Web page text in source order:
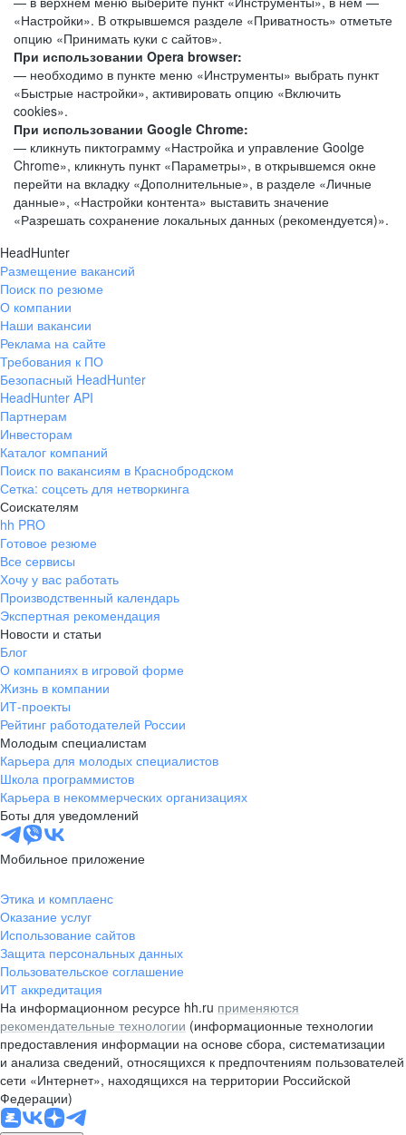
«Настройки». В открывшемся разделе «Приватность» отметьте
опцию «Принимать куки с сайтов».
При использовании Opera browser:
— необходимо в пункте меню «Инструменты» выбрать пункт
«Быстрые настройки», активировать опцию «Включить
cookies».
При использовании Google Chrome:
— кликнуть пиктограмму «Настройка и управление Goolge
Chrome», кликнуть пункт «Параметры», в открывшемся окне
перейти на вкладку «Дополнительные», в разделе «Личные
данные», «Настройки контента» выставить значение
«Разрешать сохранение локальных данных (рекомендуется)».
HeadHunter
Размещение вакансий
Поиск по резюме
О компании
Наши вакансии
Реклама на сайте
Требования к ПО
Безопасный HeadHunter
HeadHunter API
Партнерам
Инвесторам
Каталог компаний
Поиск по вакансиям в Краснобродском
Сетка: соцсеть для нетворкинга
Соискателям
hh PRO
Готовое резюме
Все сервисы
Хочу у вас работать
Производственный календарь
Экспертная рекомендация
Новости и статьи
Блог
О компаниях в игровой форме
Жизнь в компании
ИТ-проекты
Рейтинг работодателей России
Молодым специалистам
Карьера для молодых специалистов
Школа программистов
Карьера в некоммерческих организациях
Боты для уведомлений
Мобильное приложение
Этика и комплаенс
Оказание услуг
Использование сайтов
Защита персональных данных
Пользовательское соглашение
ИТ аккредитация
На информационном ресурсе hh.ru применяются
рекомендательные технологии (информационные технологии
предоставления информации на основе сбора, систематизации
и анализа сведений, относящихся к предпочтениям пользователей
сети «Интернет», находящихся на территории Российской
Федерации)